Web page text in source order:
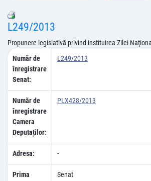
L249/2013
Propunere legislativă privind instituirea Zilei
Număr de
înregistrare
Senat:
L249/2013
Număr de
înregistrare
Camera
Deputaților:
PLX428/2013
Adresa: -
Prima
Senat